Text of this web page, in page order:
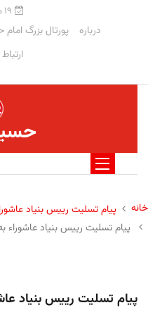
۱۹ مرداد ۱۴۰۵
درباره پورتال بزرگ
خانه
پیام تسلیت رییس بنیاد
پیام تسلیت رییس بنیاد عاشوراء
پیام تسلیت رییس بنیاد